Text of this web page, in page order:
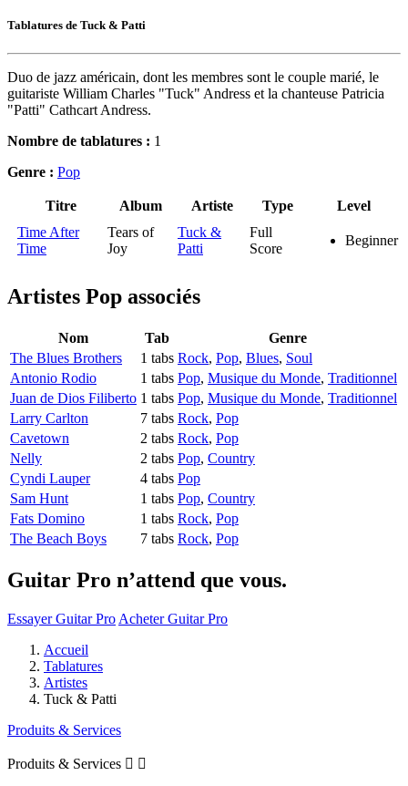
Tablatures de Tuck & Patti
Duo de jazz américain, dont les membres sont le couple marié, le
guitariste William Charles "Tuck" Andress et la chanteuse Patricia
"Patti" Cathcart Andress.
Nombre de tablatures : 1
Genre : Pop
Titre Album Artiste Type
Level
Time After
Time
Tears of
Joy
Tuck &
Patti
Full
Score
Beginner
Artistes Pop associés
Nom Tab
Genre
The Blues Brothers
1 tabs Rock, Pop, Blues, Soul
Antonio Rodio
1 tabs Pop, Musique du Monde, Traditionnel
Juan de Dios Filiberto 1 tabs Pop, Musique du Monde, Traditionnel
Larry Carlton
7 tabs Rock, Pop
Cavetown
2 tabs Rock, Pop
Nelly
2 tabs Pop, Country
Cyndi Lauper
4 tabs Pop
Sam Hunt
1 tabs Pop, Country
Fats Domino
1 tabs Rock, Pop
The Beach Boys
7 tabs Rock, Pop
Guitar Pro n’attend que vous.
Essayer Guitar Pro Acheter Guitar Pro
Accueil
Tablatures
Artistes
Tuck & Patti
Produits & Services
Produits & Services  